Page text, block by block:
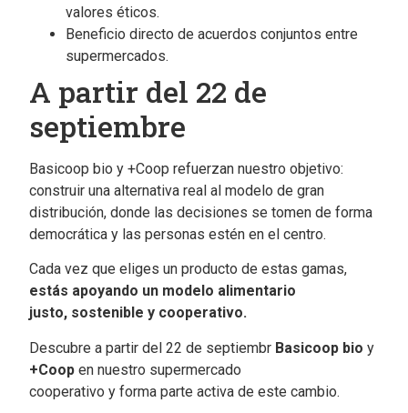
valores éticos.
Beneficio directo de acuerdos conjuntos entre
supermercados.
A partir del 22 de
septiembre
Basicoop bio y +Coop refuerzan nuestro objetivo:
construir una alternativa real al modelo de gran
distribución, donde las decisiones se tomen de forma
democrática y las personas estén en el centro.
Cada vez que eliges un producto de estas gamas,
estás apoyando un modelo alimentario
justo, sostenible y cooperativo.
Descubre a partir del 22 de septiembr Basicoop bio y
+Coop en nuestro supermercado
cooperativo y forma parte activa de este cambio.